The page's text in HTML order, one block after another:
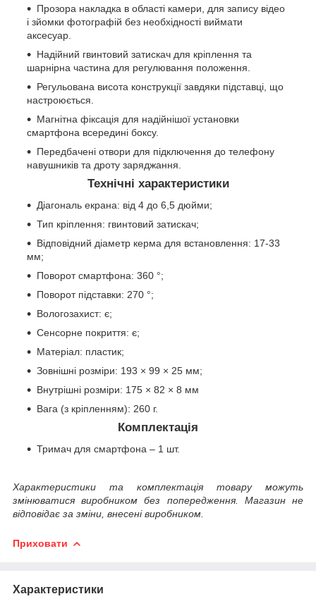
Прозора накладка в області камери, для запису відео
і зйомки фотографій без необхідності виймати
аксесуар.
Надійний гвинтовий затискач для кріплення та
шарнірна частина для регулювання положення.
Регульована висота конструкції завдяки підставці, що
настроюється.
Магнітна фіксація для надійнішої установки
смартфона всередині боксу.
Передбачені отвори для підключення до телефону
навушників та дроту заряджання.
Технічні характеристики
Діагональ екрана: від 4 до 6,5 дюйми;
Тип кріплення: гвинтовий затискач;
Відповідний діаметр керма для встановлення: 17-33
мм;
Поворот смартфона: 360 °;
Поворот підставки: 270 °;
Вологозахист: є;
Сенсорне покриття: є;
Матеріал: пластик;
Зовнішні розміри: 193 × 99 × 25 мм;
Внутрішні розміри: 175 × 82 × 8 мм
Вага (з кріпленням): 260 г.
Комплектація
Тримач для смартфона – 1 шт.
Характеристики та комплектація товару можуть
змінюватися виробником без попередження. Магазин не
відповідає за зміни, внесені виробником.
Приховати
Характеристики